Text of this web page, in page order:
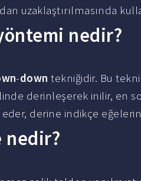
uzaklaştırılmasında
nedir?
-down tekniğidir. Bu
derinleşerek inilir, en
derine indikçe
nedir?